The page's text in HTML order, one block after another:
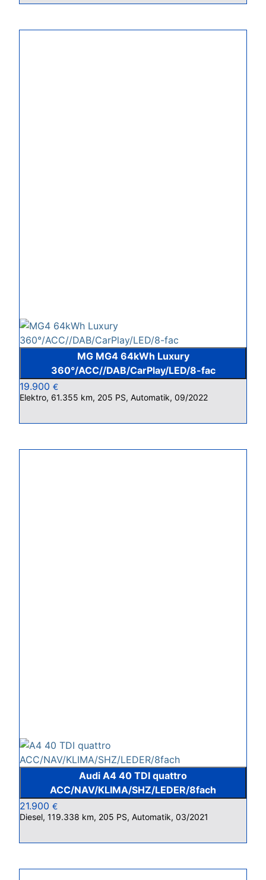
MG MG4 64kWh Luxury
360°/ACC//DAB/CarPlay/LED/8-fac
19.900 €
Elektro, 61.355 km, 205 PS, Automatik, 09/2022
Audi A4 40 TDI quattro
ACC/NAV/KLIMA/SHZ/LEDER/8fach
21.900 €
Diesel, 119.338 km, 205 PS, Automatik, 03/2021